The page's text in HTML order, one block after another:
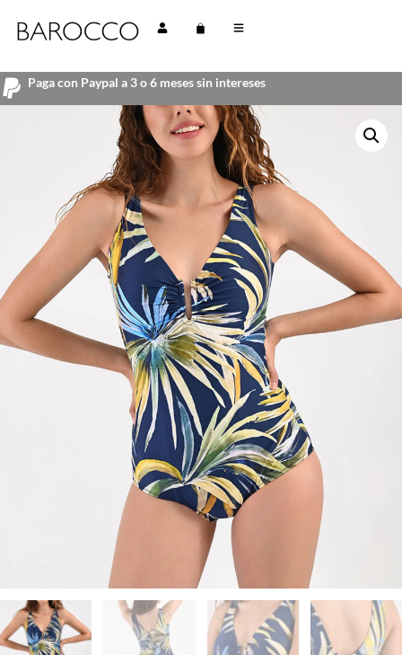
Paga con Paypal a 3 o 6 meses sin intereses